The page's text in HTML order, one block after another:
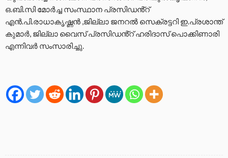
ഒ.ബി.സി മോർച്ച സംസ്ഥാന പ്രസിഡൻ്റ്
എൻ.പി.രാധാകൃഷ്ണൻ ,ജില്ലാ ജനറൽ സെക്രട്ടറി ഇ.പ്രശാന്ത്
കുമാർ, ജില്ലാ വൈസ് പ്രസിഡൻ്റ് ഹരിദാസ് പൊക്കിണാരി
എന്നിവർ സംസാരിച്ചു.